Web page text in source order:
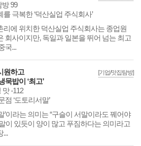
99
를 극복한 ‘덕산실업 주식회사’
리에 위치한 덕산실업 주식회사는 종업원
회사이지만, 독일과 일본을 뛰어 넘는 최고
국...
[기업/맛집탐방]
원하고
묵밥이 ‘최고’
맛 -112
점 ‘도토리서말’
’이라는 의미는 “구슬이 서말이라도 꿰어야
이 있듯이 양이 많고 푸짐하다는 의미라고
...